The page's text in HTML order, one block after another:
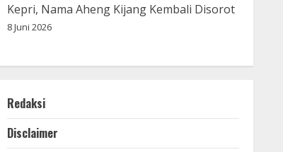
Kepri, Nama Aheng Kijang Kembali Disorot
8 Juni 2026
Redaksi
Disclaimer